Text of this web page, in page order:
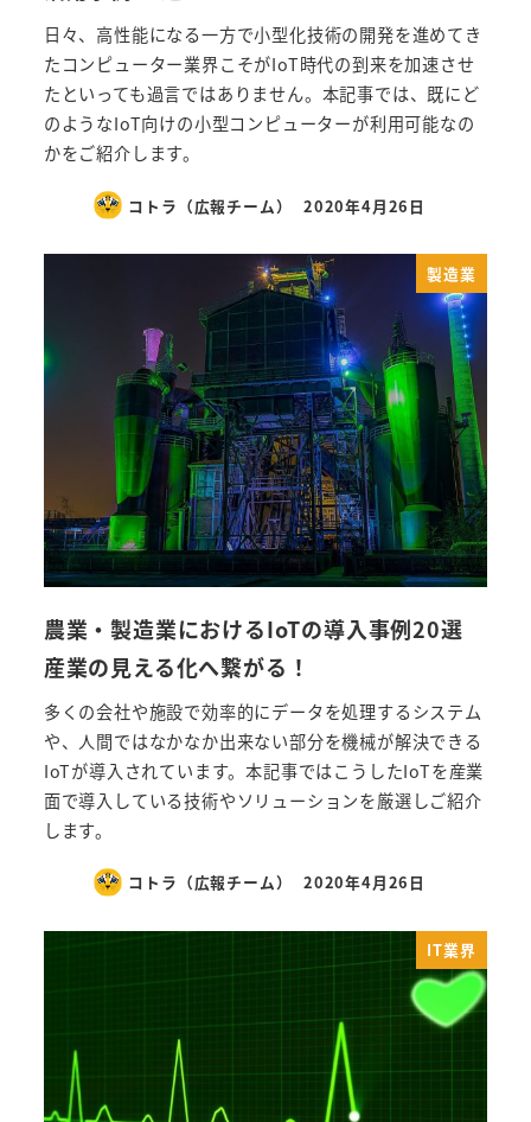
日々、高性能になる一方で小型化技術の開発を進めてき
たコンピューター業界こそがIoT時代の到来を加速させ
たといっても過言ではありません。本記事では、既にど
のようなIoT向けの小型コンピューターが利用可能なの
かをご紹介します。
コトラ（広報チーム） 2020年4月26日
製造業
農業・製造業におけるIoTの導入事例20選
産業の見える化へ繋がる！
多くの会社や施設で効率的にデータを処理するシステム
や、人間ではなかなか出来ない部分を機械が解決できる
IoTが導入されています。本記事ではこうしたIoTを産業
面で導入している技術やソリューションを厳選しご紹介
します。
コトラ（広報チーム） 2020年4月26日
IT業界